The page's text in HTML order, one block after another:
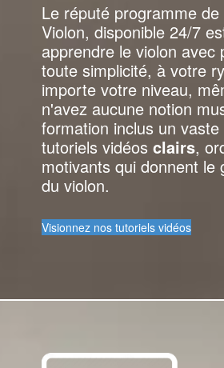
Le réputé programme
Violon, disponible 24/7
apprendre le violon avec
toute simplicité, à votre
importe votre niveau,
n'avez aucune notion
formation inclus un
tutoriels vidéosclairs,
motivants qui donnent le
du violon.
Visionnez nos tutoriels vidéos